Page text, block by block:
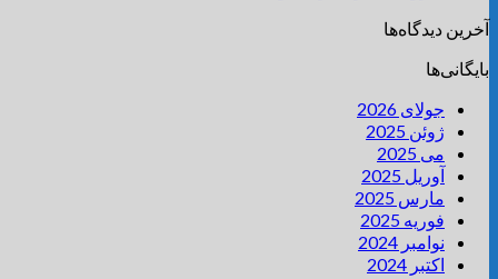
آخرین دیدگاه‌ها
بایگانی‌ها
جولای 2026
ژوئن 2025
می 2025
آوریل 2025
مارس 2025
فوریه 2025
نوامبر 2024
اکتبر 2024